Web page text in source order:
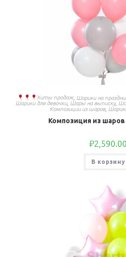
Хиты продаж, Шарики на
Шарики для девочки, Шары на выписку,
Композиции из шаров,
Композиция из шаров
₽2,590.00
В корзину